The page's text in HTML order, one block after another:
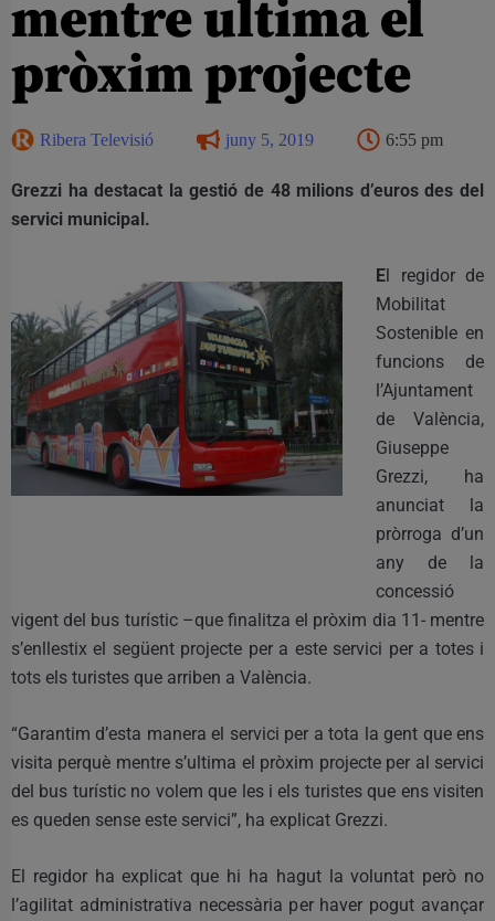
mentre ultima el
pròxim projecte
Ribera Televisió juny 5, 2019 6:55 pm
Grezzi ha destacat la gestió de 48 milions d’euros des del
servici municipal.
El regidor de
Mobilitat
Sostenible en
funcions de
l’Ajuntament
de València,
Giuseppe
Grezzi, ha
anunciat la
pròrroga d’un
any de la
concessió
vigent del bus turístic –que finalitza el pròxim dia 11- mentre
s’enllestix el següent projecte per a este servici per a totes i
tots els turistes que arriben a València.
“Garantim d’esta manera el servici per a tota la gent que ens
visita perquè mentre s’ultima el pròxim projecte per al servici
del bus turístic no volem que les i els turistes que ens visiten
es queden sense este servici”, ha explicat Grezzi.
El regidor ha explicat que hi ha hagut la voluntat però no
l’agilitat administrativa necessària per haver pogut avançar